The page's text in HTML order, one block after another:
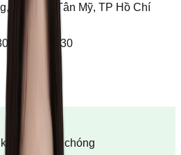
Phường Tân Mỹ, TP Hồ Chí
13:00-16:30
nhanh chóng